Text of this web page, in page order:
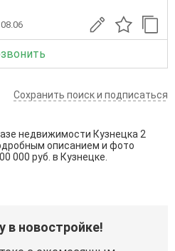
08.06
Сохранить поиск и подписаться
недвижимости Кузнецка 2
описанием и фото
000 руб. в Кузнецке.
в новостройке!